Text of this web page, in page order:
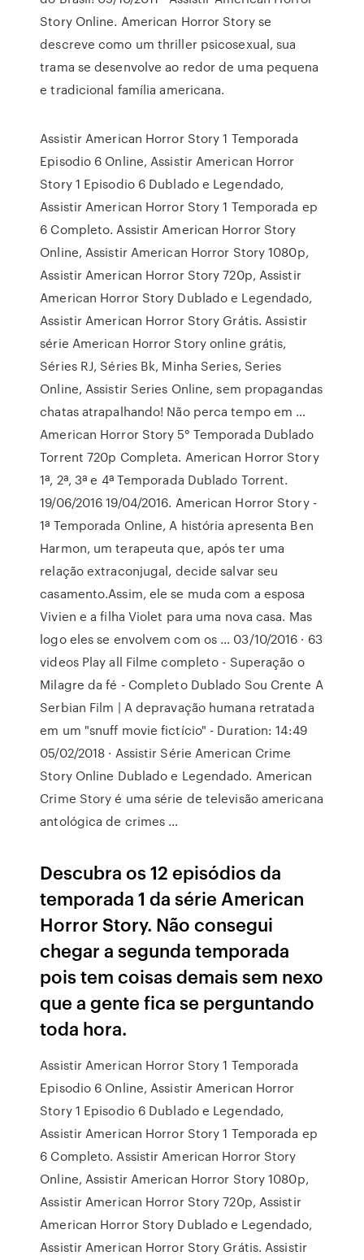
Story Online. American Horror Story se
descreve como um thriller psicosexual, sua
trama se desenvolve ao redor de uma pequena
e tradicional família americana.
Assistir American Horror Story 1 Temporada
Episodio 6 Online, Assistir American Horror
Story 1 Episodio 6 Dublado e Legendado,
Assistir American Horror Story 1 Temporada ep
6 Completo. Assistir American Horror Story
Online, Assistir American Horror Story 1080p,
Assistir American Horror Story 720p, Assistir
American Horror Story Dublado e Legendado,
Assistir American Horror Story Grátis. Assistir
série American Horror Story online grátis,
Séries RJ, Séries Bk, Minha Series, Series
Online, Assistir Series Online, sem propagandas
chatas atrapalhando! Não perca tempo em …
American Horror Story 5° Temporada Dublado
Torrent 720p Completa. American Horror Story
1ª, 2ª, 3ª e 4ª Temporada Dublado Torrent.
19/06/2016 19/04/2016. American Horror Story -
1ª Temporada Online, A história apresenta Ben
Harmon, um terapeuta que, após ter uma
relação extraconjugal, decide salvar seu
casamento.Assim, ele se muda com a esposa
Vivien e a filha Violet para uma nova casa. Mas
logo eles se envolvem com os … 03/10/2016 · 63
videos Play all Filme completo - Superação o
Milagre da fé - Completo Dublado Sou Crente A
Serbian Film | A depravação humana retratada
em um "snuff movie fictício" - Duration: 14:49
05/02/2018 · Assistir Série American Crime
Story Online Dublado e Legendado. American
Crime Story é uma série de televisão americana
antológica de crimes …
Descubra os 12 episódios da
temporada 1 da série American
Horror Story. Não consegui
chegar a segunda temporada
pois tem coisas demais sem nexo
que a gente fica se perguntando
toda hora.
Assistir American Horror Story 1 Temporada
Episodio 6 Online, Assistir American Horror
Story 1 Episodio 6 Dublado e Legendado,
Assistir American Horror Story 1 Temporada ep
6 Completo. Assistir American Horror Story
Online, Assistir American Horror Story 1080p,
Assistir American Horror Story 720p, Assistir
American Horror Story Dublado e Legendado,
Assistir American Horror Story Grátis. Assistir